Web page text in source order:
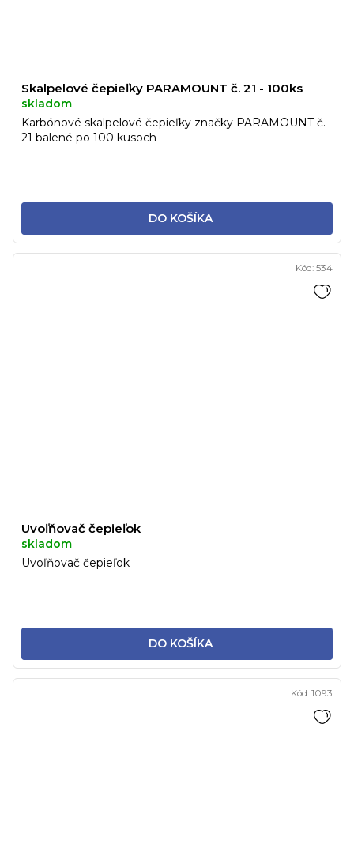
Skalpelové čepieľky PARAMOUNT č. 21 - 100ks
skladom
DO KOŠÍKA
Karbónové skalpelové čepieľky značky PARAMOUNT č.
21 balené po 100 kusoch
Uvoľňovač čepieľok
skladom
DO KOŠÍKA
Uvoľňovač čepieľok
Kód: 534
Kód: 1093